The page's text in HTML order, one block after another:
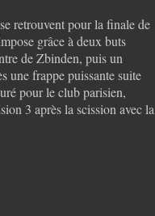
retrouvent pour la finale de
grâce à deux buts
de Zbinden, puis un
une frappe puissante suite
pour le club parisien,
3 après la scission avec la